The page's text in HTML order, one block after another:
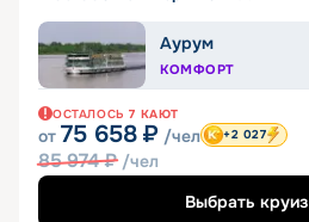
Аурум
КОМФОРТ
ОСТАЛОСЬ 7 КАЮТ
от 75 658 ₽ /чел
85 974₽ /чел
+2 027
Выбрать круиз